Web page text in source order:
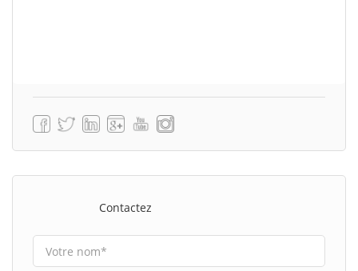
Contactez